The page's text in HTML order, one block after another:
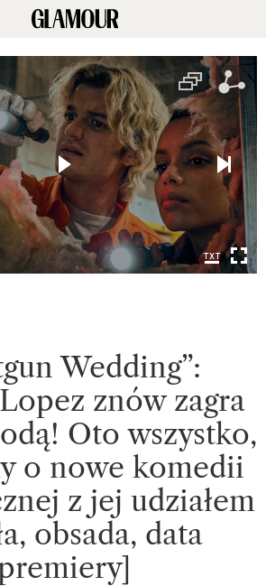
Wedding”:
znów zagra
Oto wszystko,
o nowe komedii
z jej udziałem
obsada, data